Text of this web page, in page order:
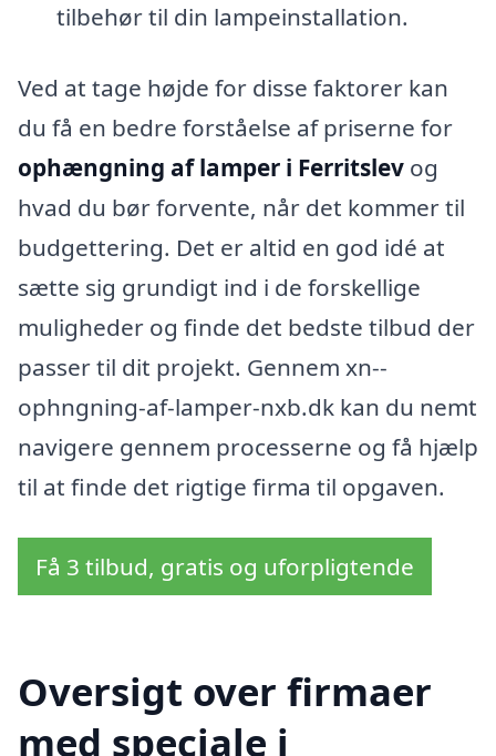
tilbehør til din lampeinstallation.
Ved at tage højde for disse faktorer kan
du få en bedre forståelse af priserne for
ophængning af lamper i Ferritslev og
hvad du bør forvente, når det kommer til
budgettering. Det er altid en god idé at
sætte sig grundigt ind i de forskellige
muligheder og finde det bedste tilbud der
passer til dit projekt. Gennem xn--
ophngning-af-lamper-nxb.dk kan du nemt
navigere gennem processerne og få hjælp
til at finde det rigtige firma til opgaven.
Få 3 tilbud, gratis og uforpligtende
Oversigt over firmaer
med speciale i